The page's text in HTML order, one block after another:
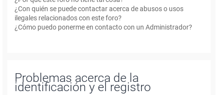
¿Con quién se puede contactar acerca de abusos o usos
ilegales relacionados con este foro?
¿Cómo puedo ponerme en contacto con un Administrador?
Problemas acerca de la
identificación y el registro